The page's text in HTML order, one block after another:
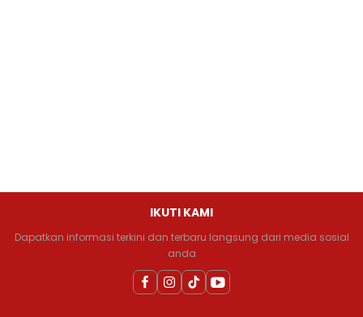
IKUTI KAMI
Dapatkan informasi terkini dan terbaru langsung dari media sosial
anda